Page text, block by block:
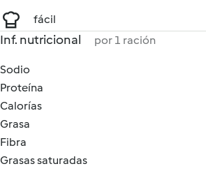
fácil
Inf. nutricional por 1 ración
Sodio
Proteína
Calorías
Grasa
Fibra
Grasas saturadas